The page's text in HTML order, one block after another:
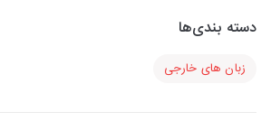
دسته بندی‌ها
زبان های خارجی